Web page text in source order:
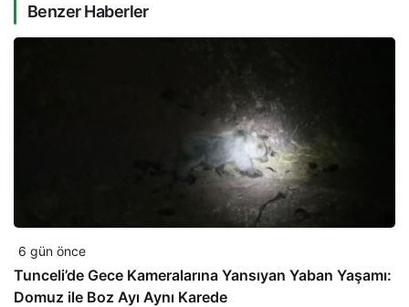
Benzer Haberler
6 gün önce
Tunceli’de Gece Kameralarına Yansıyan Yaban Yaşamı:
Domuz ile Boz Ayı Aynı Karede